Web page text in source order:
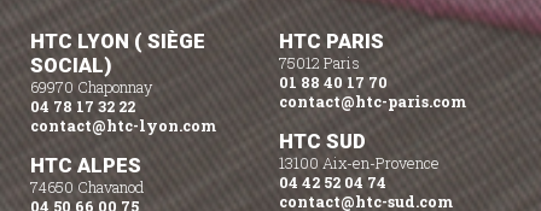
HTC LYON ( SIÈGE
SOCIAL)
69970 Chaponnay
04 78 17 32 22
contact@htc-lyon.com
HTC ALPES
74650 Chavanod
04 50 66 00 75
HTC PARIS
75012 Paris
01 88 40 17 70
contact@htc-paris.com
HTC SUD
13100 Aix-en-Provence
04 42 52 04 74
contact@htc-sud.com